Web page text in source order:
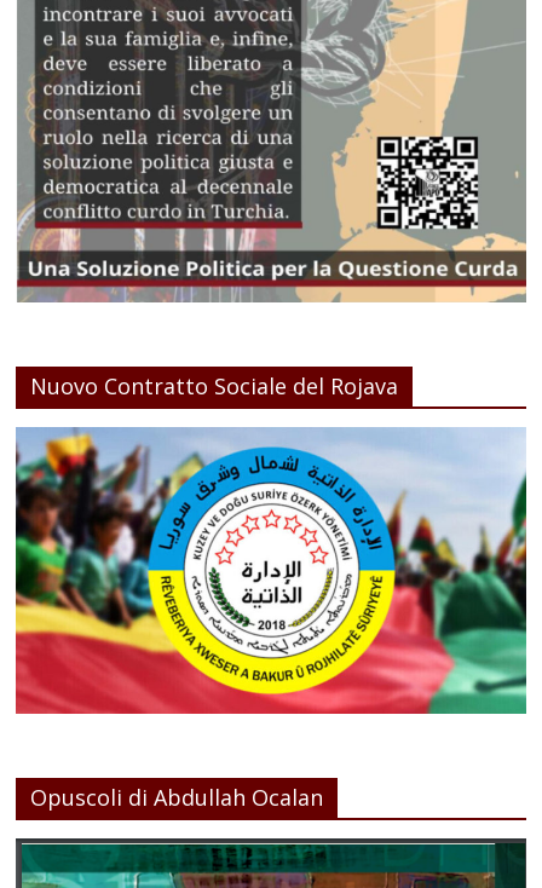
Nuovo Contratto Sociale del Rojava
Opuscoli di Abdullah Ocalan